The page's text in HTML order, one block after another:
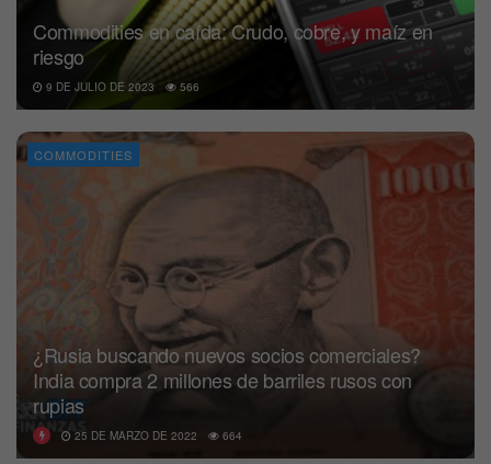
Commodities en caída: Crudo, cobre, y maíz en
riesgo
9 DE JULIO DE 2023 566
COMMODITIES
¿Rusia buscando nuevos socios comerciales?
India compra 2 millones de barriles rusos con
rupias
25 DE MARZO DE 2022 664